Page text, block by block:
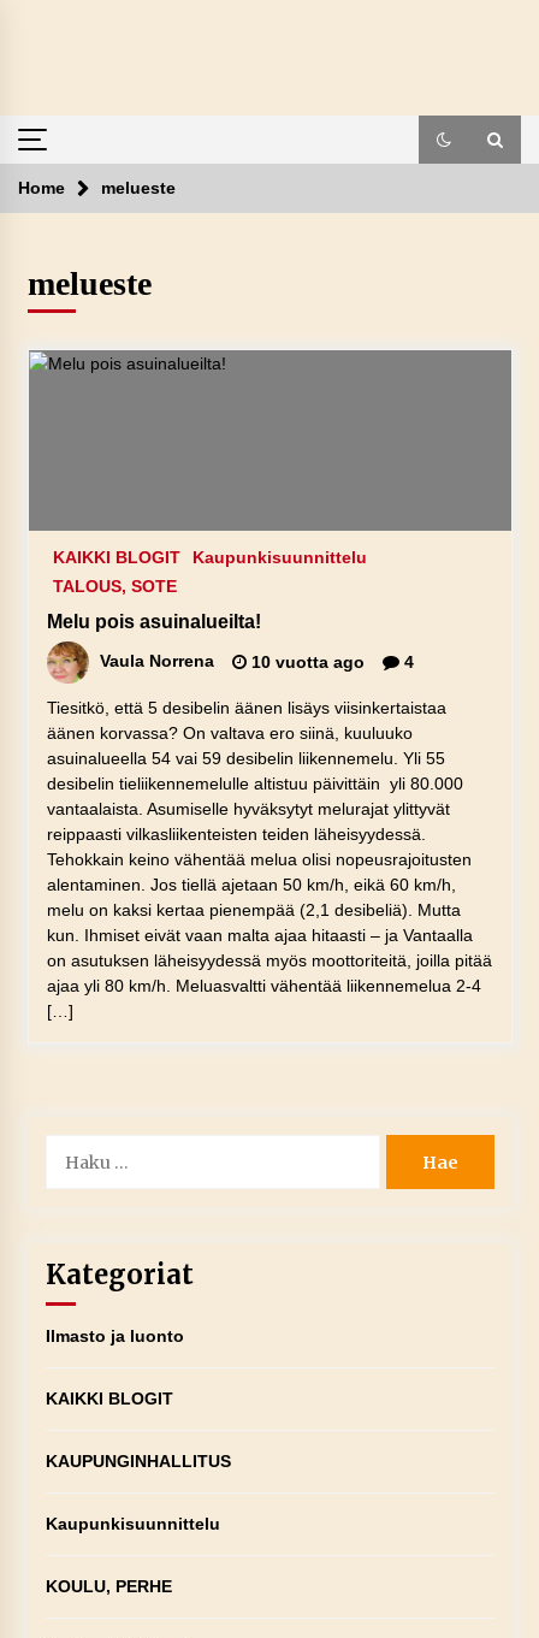
Home melueste
melueste
KAIKKI BLOGIT
Kaupunkisuunnittelu
TALOUS, SOTE
Melu pois asuinalueilta!
Vaula Norrena 10 vuotta ago 4
Tiesitkö, että 5 desibelin äänen lisäys viisinkertaistaa
äänen korvassa? On valtava ero siinä, kuuluuko
asuinalueella 54 vai 59 desibelin liikennemelu. Yli 55
desibelin tieliikennemelulle altistuu päivittäin yli 80.000
vantaalaista. Asumiselle hyväksytyt melurajat ylittyvät
reippaasti vilkasliikenteisten teiden läheisyydessä.
Tehokkain keino vähentää melua olisi nopeusrajoitusten
alentaminen. Jos tiellä ajetaan 50 km/h, eikä 60 km/h,
melu on kaksi kertaa pienempää (2,1 desibeliä). Mutta
kun. Ihmiset eivät vaan malta ajaa hitaasti – ja Vantaalla
on asutuksen läheisyydessä myös moottoriteitä, joilla pitää
ajaa yli 80 km/h. Meluasvaltti vähentää liikennemelua 2-4
[…]
Kategoriat
Ilmasto ja luonto
KAIKKI BLOGIT
KAUPUNGINHALLITUS
Kaupunkisuunnittelu
KOULU, PERHE